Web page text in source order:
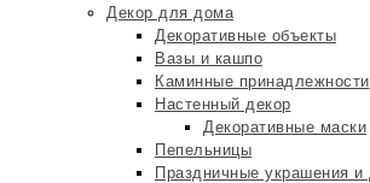
Декор для дома
Декоративные объекты
Вазы и кашпо
Каминные принадлежности
Настенный декор
Декоративные маски
Пепельницы
Праздничные украшения и